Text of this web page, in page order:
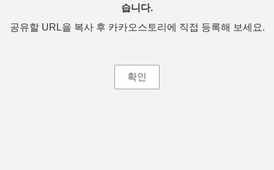
습니다.
공유할 URL을 복사 후 카카오스토리에 직접 등록해 보세요.
확인